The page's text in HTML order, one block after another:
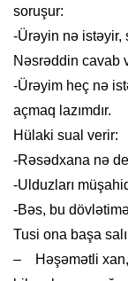
soruşur:
-Ürəyin nə istəyir,
Nəsrəddin cavab
-Ürəyim heç nə
açmaq lazımdır.
Hülaki sual verir:
-Rəsədxana nə
-Ulduzları
-Bəs, bu
Tusi ona başa
– Həşəmətli xan,